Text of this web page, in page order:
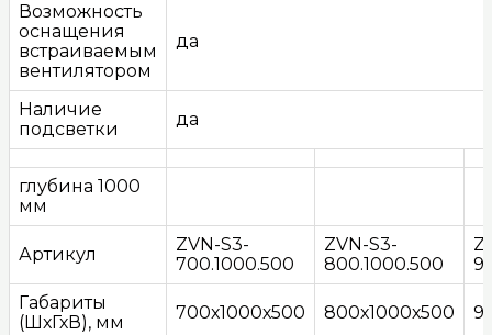
Возможность
оснащения
встраиваемым
вентилятором
да
Наличие
подсветки
да
глубина 1000
мм
Артикул
ZVN-S3-
700.1000.500
ZVN-S3-
800.1000.500
Габариты
(ШхГхВ), мм
700х1000х500 800х1000х500